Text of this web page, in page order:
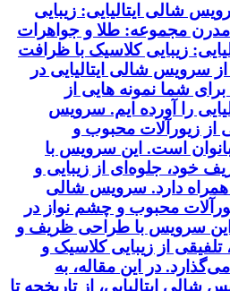
شالی ایتالیایی: زیبایی
مجموعه: طلا و جواهرات
زیبایی کلاسیک با ظرافت
سرویس شالی ایتالیایی در
برای شما نمونه هایی از
را آورده ایم. سرویس
از زیورآلات محبوب و
است. این سرویس با
خود، جلوه‌ای از زیبایی و
همراه دارد. سرویس شالی
محبوب و چشم نواز در
این سرویس با طراحی ظریف و
از زیبایی کلاسیک و
در این مقاله، به
ایتالیایی، از تاریخچه تا